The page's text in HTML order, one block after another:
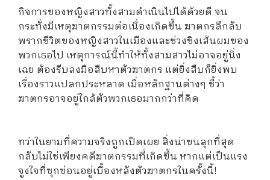
กิจการของหญิงสาวทั้งสามดำเนินไปได้ด้วยดี จน
กระทั่งมีเหตุฆาตกรรมต่อเนื่องเกิดขึ้น ฆาตกรลึกลับ
พรากชีวิตของหญิงสาวในเมืองและช่วงชิงเส้นผมของ
พวกเธอไป เหตุการณ์นี้ทำให้ทั้งสามสาวไม่อาจอยู่นิ่ง
เฉย ต้องรีบลงมือสืบหาตัวฆาตกร แต่ยิ่งสืบก็ยิ่งพบ
เรื่องราวแปลกประหลาด เมื่อหลักฐานต่างๆ ชี้ว่า
ฆาตกรอาจอยู่ใกล้ตัวพวกเธอมากกว่าที่คิด
ทว่าในยามที่ความจริงถูกเปิดเผย สิ่งน่าขนลุกที่สุด
กลับไม่ใช่เพียงคดีฆาตกรรมที่เกิดขึ้น หากแต่เป็นแรง
จูงใจที่ซุกซ่อนอยู่เบื้องหลังตัวฆาตกรในครั้งนี้!